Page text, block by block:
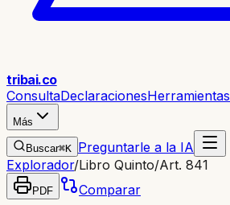
tribai.co
ConsultaDeclaracionesHerramientas
Más
Buscar⌘K Preguntarle a la IA
Explorador/Libro Quinto/Art. 841
PDF Comparar